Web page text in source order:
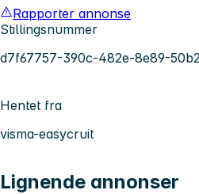
Rapporter annonse
Stillingsnummer
d7f67757-390c-482e-8e89-
Hentet fra
visma-easycruit
Lignende annonser